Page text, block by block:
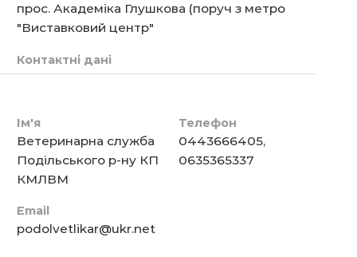
прос. Академіка Глушкова (поруч з метро
"Виставковий центр"
Контактні дані
Ім'я
Ветеринарна служба
Подільського р-ну КП
КМЛВМ
Телефон
0443666405,
0635365337
Email
podolvetlikar@ukr.net